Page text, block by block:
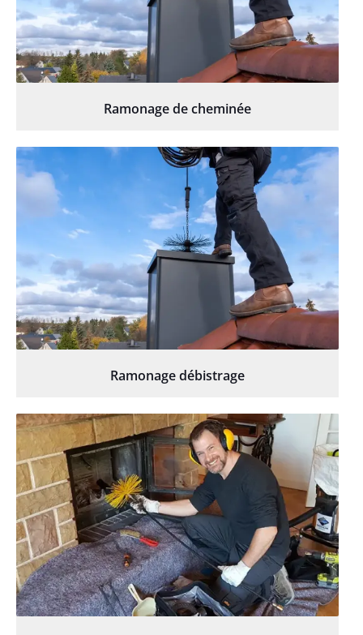
Ramonage de cheminée
Ramonage débistrage